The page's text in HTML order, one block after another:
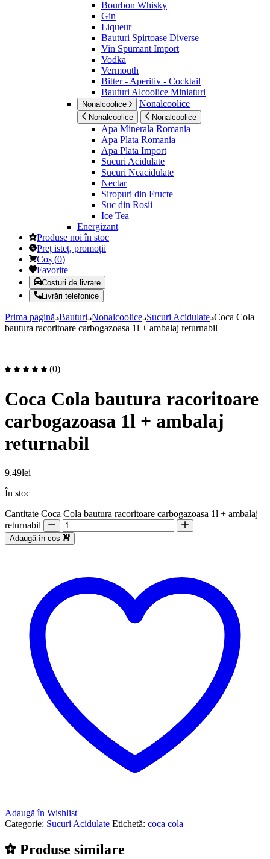
Bourbon Whisky
Gin
Liqueur
Bauturi Spirtoase Diverse
Vin Spumant Import
Vodka
Vermouth
Bitter - Aperitiv - Cocktail
Bauturi Alcoolice Miniaturi
Nonalcoolice Nonalcoolice
Nonalcoolice Nonalcoolice
Apa Minerala Romania
Apa Plata Romania
Apa Plata Import
Sucuri Acidulate
Sucuri Neacidulate
Nectar
Siropuri din Fructe
Suc din Rosii
Ice Tea
Energizant
Produse noi în stoc
Preț isteț, promoții
Coș (0)
Favorite
Costuri de livrare
Livrări telefonice
Prima pagină Bauturi Nonalcoolice Sucuri Acidulate Coca Cola
bautura racoritoare carbogazoasa 1l + ambalaj returnabil
(0)
Coca Cola bautura racoritoare
carbogazoasa 1l + ambalaj
returnabil
9.49lei
În stoc
Cantitate Coca Cola bautura racoritoare carbogazoasa 1l + ambalaj
returnabil
Adaugă în coș
Adaugă în Wishlist
Categorie: Sucuri Acidulate Etichetă: coca cola
Produse similare